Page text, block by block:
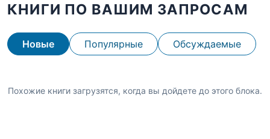
КНИГИ ПО ВАШИМ ЗАПРОСАМ
Новые Популярные Обсуждаемые
Похожие книги загрузятся, когда вы дойдете до этого блока.